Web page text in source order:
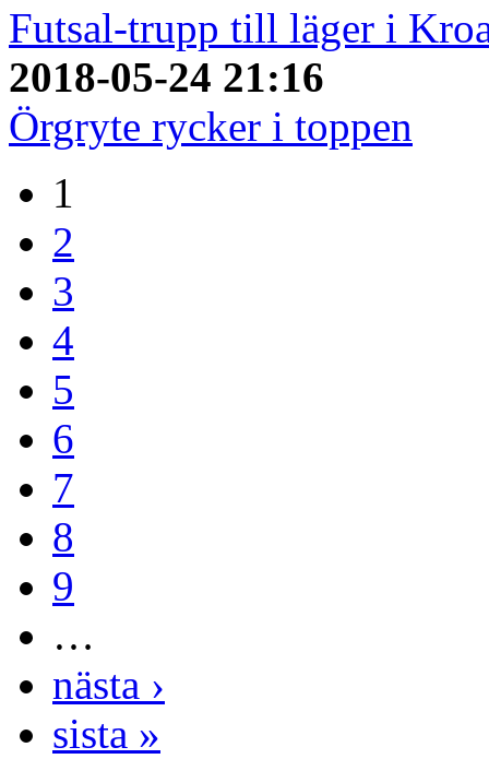
Futsal-trupp till läger i
2018-05-24 21:16
Örgryte rycker i toppen
1
2
3
4
5
6
7
8
9
…
nästa ›
sista »